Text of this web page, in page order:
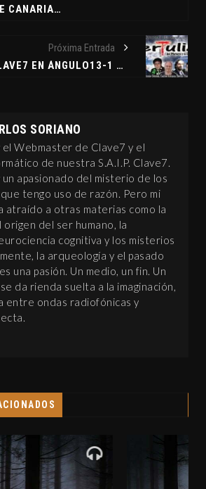
LOS CIELOS DE CANARIAS. POR DANIEL LÓPEZ
Próxima Entrada
CLAVE7 EN ÁNGULO13-1 DE JUNIO DE 2012
SORIANO
el Webmaster de Clave7 y el
de nuestra S.A.I.P. Clave7.
un apasionado del misterio de los
tengo uso de razón. Pero mi
atraído a otras materias como la
del ser humano, la
cognitiva y los misterios
la arqueología y el pasado
una pasión. Un medio, un fin. Un
da rienda suelta a la imaginación,
entre ondas radiofónicas y